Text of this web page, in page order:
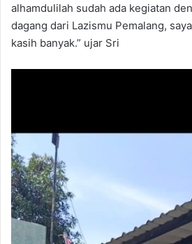
alhamdulilah sudah ada kegiatan
dagang dari Lazismu Pemalang,
kasih banyak.” ujar Sri